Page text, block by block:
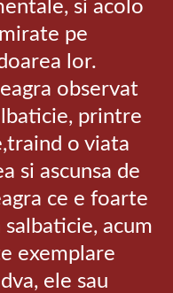
si acolo
pe
lor.
observat
printre
o viata
si ascunsa de
ce e foarte
acum
exemplare
ele sau